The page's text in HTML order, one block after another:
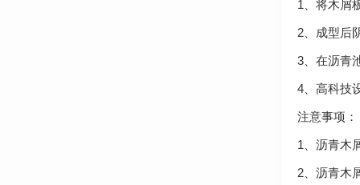
1、将木屑
2、成型后
3、在沥青
4、高科技
注意事项：
1、沥青木
2、沥青木